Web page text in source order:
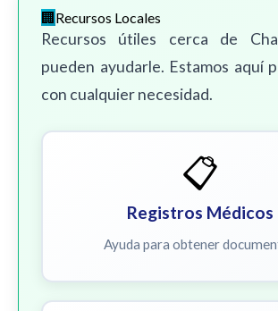
Recursos Locales
Recursos útiles cerca de
pueden ayudarle. Estamos aquí
con cualquier necesidad.
📋
Registros Médicos
Ayuda para obtener